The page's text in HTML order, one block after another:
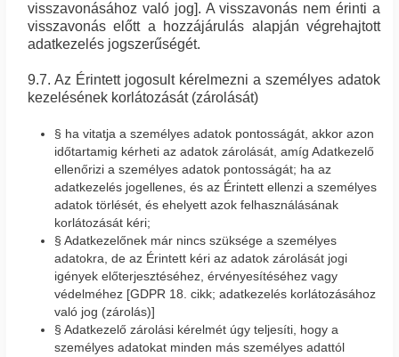
visszavonásához való jog]. A visszavonás nem érinti a
visszavonás előtt a hozzájárulás alapján végrehajtott
adatkezelés jogszerűségét.
9.7. Az Érintett jogosult kérelmezni a személyes adatok
kezelésének korlátozását (zárolását)
§ ha vitatja a személyes adatok pontosságát, akkor azon
időtartamig kérheti az adatok zárolását, amíg Adatkezelő
ellenőrizi a személyes adatok pontosságát; ha az
adatkezelés jogellenes, és az Érintett ellenzi a személyes
adatok törlését, és ehelyett azok felhasználásának
korlátozását kéri;
§ Adatkezelőnek már nincs szüksége a személyes
adatokra, de az Érintett kéri az adatok zárolását jogi
igények előterjesztéséhez, érvényesítéséhez vagy
védelméhez [GDPR 18. cikk; adatkezelés korlátozásához
való jog (zárolás)]
§ Adatkezelő zárolási kérelmét úgy teljesíti, hogy a
személyes adatokat minden más személyes adattól